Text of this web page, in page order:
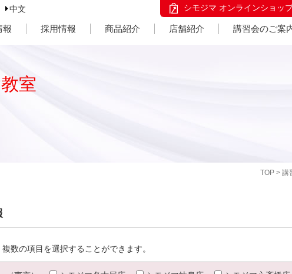
中文 シモジマ オンラインショッ
報 採用情報 商品紹介 店舗紹介 講習会のご案
TOP > 講
室
数の項目を選択することができます。